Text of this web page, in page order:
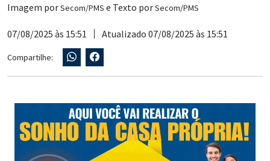
Imagem porSecom/PMS e Texto porSecom/PMS
07/08/2025 às 15:51 Atualizado 07/08/2025 às 15:51
Compartilhe: